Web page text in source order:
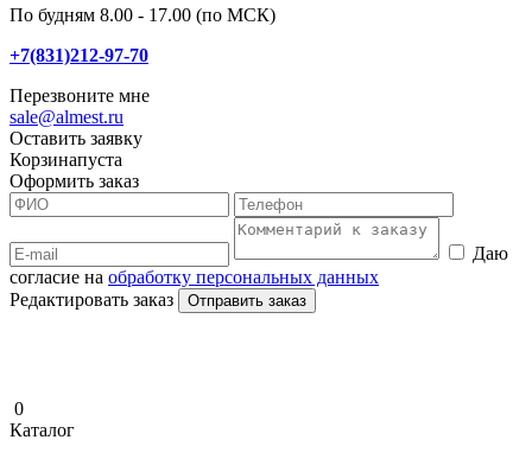
По будням 8.00 - 17.00 (по МСК)
+7(831)212-97-70
Перезвоните мне
sale@almest.ru
Оставить заявку
Корзинапуста
Оформить заказ
Даю
согласие на обработку персональных данных
Редактировать заказ
Отправить заказ
0
Каталог